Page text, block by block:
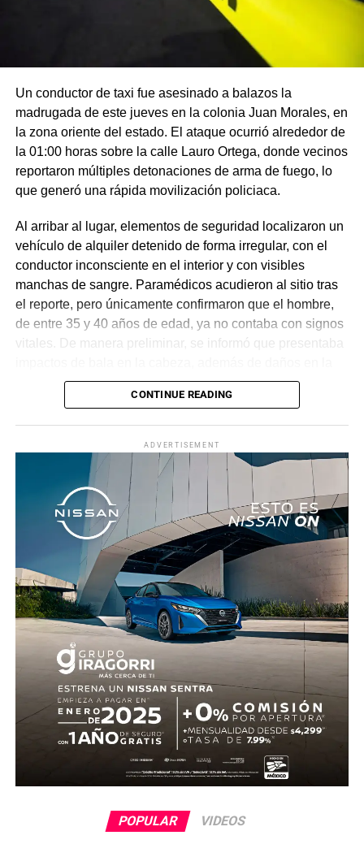
Un conductor de taxi fue asesinado a balazos la
madrugada de este jueves en la colonia Juan Morales, en
la zona oriente del estado. El ataque ocurrió alrededor de
la 01:00 horas sobre la calle Lauro Ortega, donde vecinos
reportaron múltiples detonaciones de arma de fuego, lo
que generó una rápida movilización policiaca.
Al arribar al lugar, elementos de seguridad localizaron un
vehículo de alquiler detenido de forma irregular, con el
conductor inconsciente en el interior y con visibles
manchas de sangre. Paramédicos acudieron al sitio tras
el reporte, pero únicamente confirmaron que el hombre,
de entre 35 y 40 años de edad, ya no contaba con signos
vitales. De manera preliminar, se informó que presentaba
puerta del lado del conductor.
realizaron las diligencias correspondientes y el
levantamiento del cuerpo. Hasta el momento no se
cuenta con información sobre los agresores, y el cadáver
fue trasladado al Servicio Médico Forense en espera de
ser identificado, en tanto continúan las investigaciones.
CONTINUE READING
ADVERTISEMENT
POPULAR VIDEOS